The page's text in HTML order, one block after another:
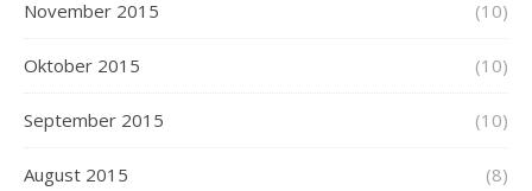
November 2015 (10)
Oktober 2015 (10)
September 2015 (10)
August 2015 (8)